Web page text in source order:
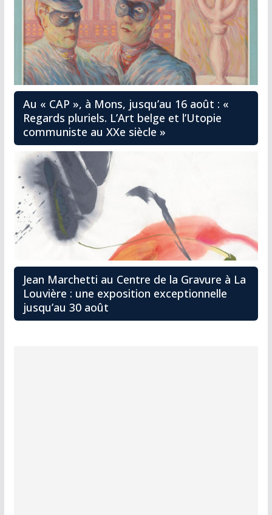
Au « CAP », à Mons, jusqu’au 16 août : «
Regards pluriels. L’Art belge et l’Utopie
communiste au XXe siècle »
Jean Marchetti au Centre de la Gravure à La
Louvière : une exposition exceptionnelle
jusqu’au 30 août